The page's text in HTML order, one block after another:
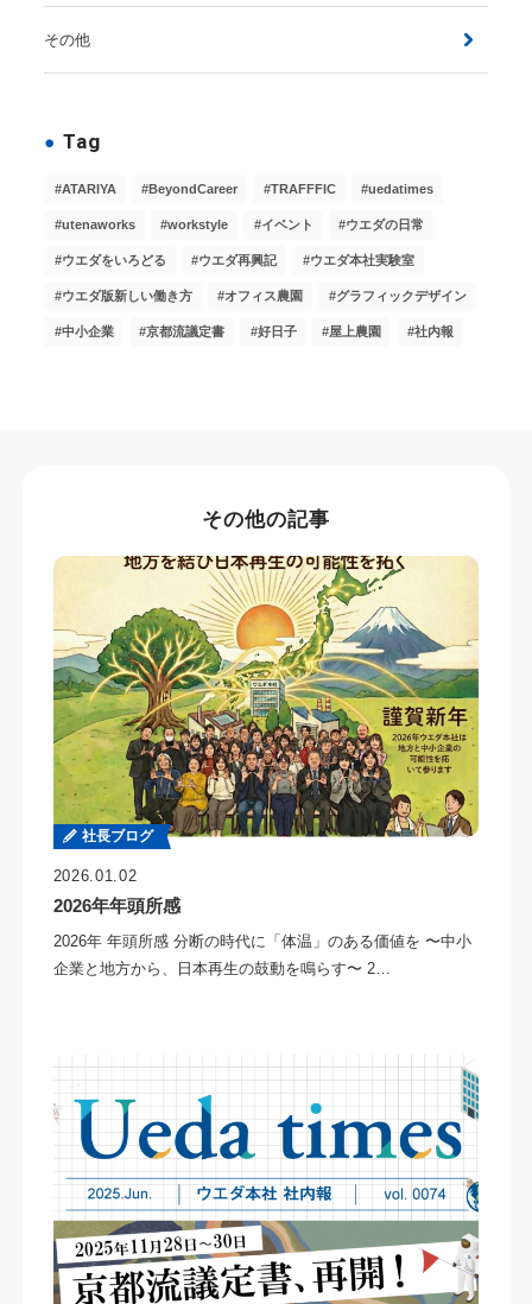
その他
Tag
ATARIYA BeyondCareer TRAFFFIC uedatimes
utenaworks workstyle イベント ウエダの日常
ウエダをいろどる ウエダ再興記 ウエダ本社実験室
ウエダ版新しい働き方 オフィス農園 グラフィックデザイン
中小企業 京都流議定書 好日子 屋上農園 社内報
その他の記事
社長ブログ
2026.01.02
2026年年頭所感
2026年 年頭所感 分断の時代に「体温」のある価値を 〜中小
企業と地方から、日本再生の鼓動を鳴らす〜 2…